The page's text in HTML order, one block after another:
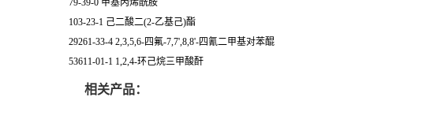
103-23-1 己二酸二(2-乙基己)酯
29261-33-4 2,3,5,6-四氟-7,7',8,8'-四氰二甲基对苯醌
53611-01-1 1,2,4-环己烷三甲酸酐
相关产品：